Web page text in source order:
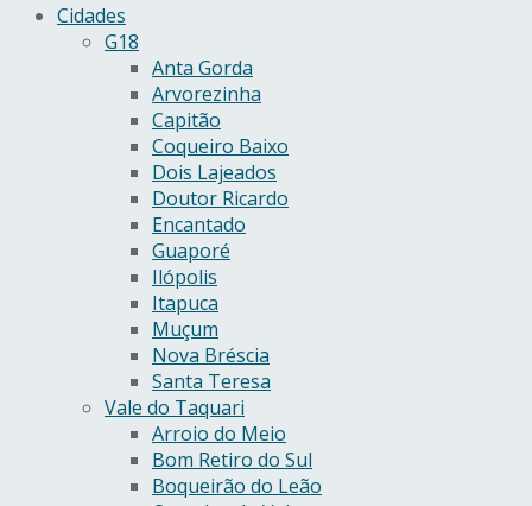
Cidades
G18
Anta Gorda
Arvorezinha
Capitão
Coqueiro Baixo
Dois Lajeados
Doutor Ricardo
Encantado
Guaporé
Ilópolis
Itapuca
Muçum
Nova Bréscia
Santa Teresa
Vale do Taquari
Arroio do Meio
Bom Retiro do Sul
Boqueirão do Leão